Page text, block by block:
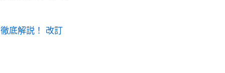
底解説！ 改訂